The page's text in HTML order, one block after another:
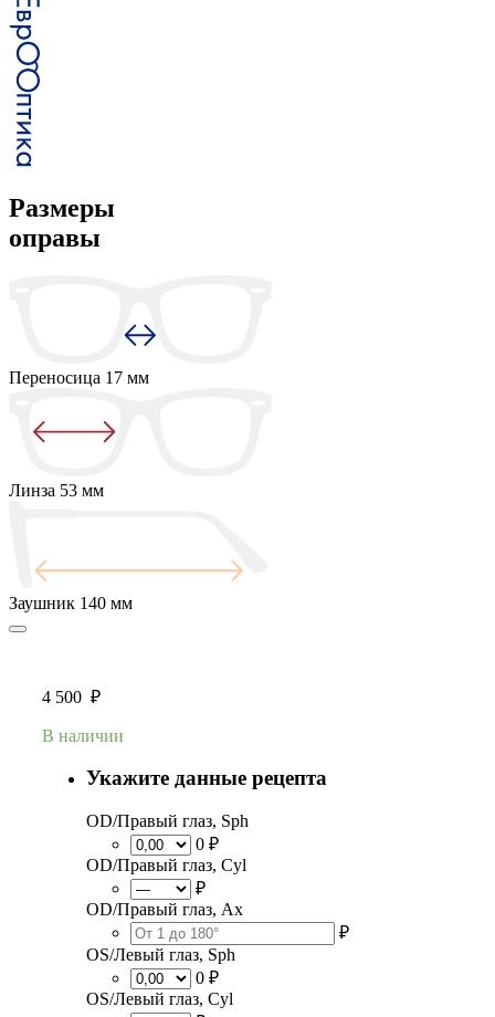
Размеры
оправы
Переносица 17 мм
Линза 53 мм
Заушник 140 мм
4 500 ₽
В наличии
Укажите данные рецепта
OD/Правый глаз, Sph
0 ₽
OD/Правый глаз, Cyl
₽
OD/Правый глаз, Ax
₽
OS/Левый глаз, Sph
0 ₽
OS/Левый глаз, Cyl